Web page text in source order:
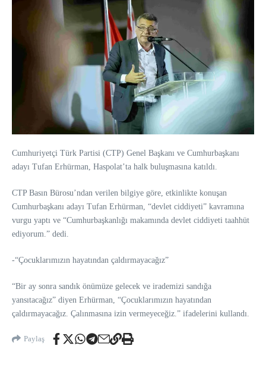
Cumhuriyetçi Türk Partisi (CTP) Genel Başkanı ve Cumhurbaşkanı
adayı Tufan Erhürman, Haspolat’ta halk buluşmasına katıldı.
CTP Basın Bürosu’ndan verilen bilgiye göre, etkinlikte konuşan
Cumhurbaşkanı adayı Tufan Erhürman, “devlet ciddiyeti” kavramına
vurgu yaptı ve “Cumhurbaşkanlığı makamında devlet ciddiyeti taahhüt
ediyorum.” dedi.
-“Çocuklarımızın hayatından çaldırmayacağız”
“Bir ay sonra sandık önümüze gelecek ve irademizi sandığa
yansıtacağız” diyen Erhürman, “Çocuklarımızın hayatından
çaldırmayacağız. Çalınmasına izin vermeyeceğiz.” ifadelerini kullandı.
Paylaş